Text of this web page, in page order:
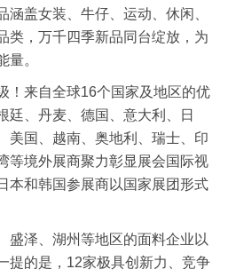
盖女装、牛仔、运动、休闲、
类，万千四季新品同台绽放，为
量。
来自全球16个国家及地区的优
廷、丹麦、德国、意大利、日
美国、越南、奥地利、瑞士、印
等境外展商聚力彰显展会国际视
本和韩国参展商以国家展团形式
泽、湖州等地区的面料企业以
提的是，12家极具创新力、竞争